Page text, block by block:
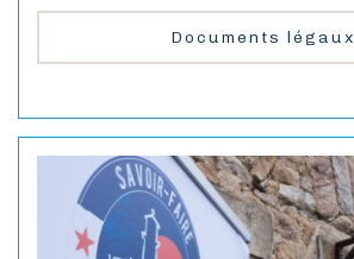
Documents légaux